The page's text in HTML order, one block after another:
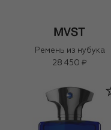
Ремень из нубука
28 450 ₽